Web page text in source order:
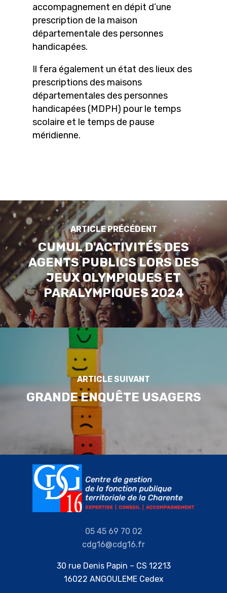
accompagnement en dépit d’une
prescription de la maison
départementale des personnes
handicapées.
Il fera également un état des lieux des
prescriptions des maisons
départementales des personnes
handicapées (MDPH) pour le temps
scolaire et le temps de pause
méridienne.
ARTICLE PRÉCÉDENT
CUMUL D'ACTIVITÉS DES
AGENTS PUBLICS LORS DES
JEUX OLYMPIQUES ET
PARALYMPIQUES 2024
ARTICLE SUIVANT
GRANDE ENQUÊTE USAGERS
05 45 69 70 02
cdg16@cdg16.fr
30 rue Denis Papin – CS 12213
16022 ANGOULEME Cedex